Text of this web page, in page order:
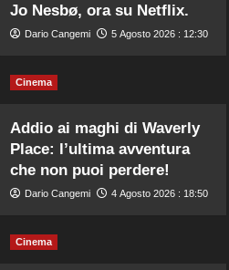
Jo Nesbø, ora su Netflix.
Dario Cangemi 5 Agosto 2026 : 12:30
Cinema
Addio ai maghi di Waverly
Place: l’ultima avventura
che non puoi perdere!
Dario Cangemi 4 Agosto 2026 : 18:50
Cinema